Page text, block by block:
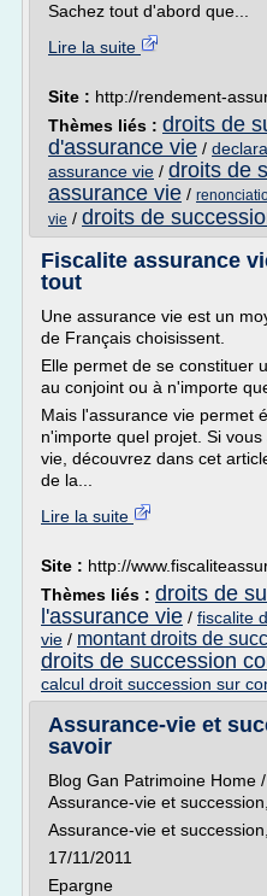
Sachez tout d'abord que...
Lire la suite
Site : http://rendement-
Thèmes liés : droits de
d'assurance vie /
assurance vie / droits de
assurance vie /
vie / droits de
Fiscalite assurance
tout
Une assurance vie est un
de Français choisissent.
Elle permet de se constituer
au conjoint ou à n'importe
Mais l'assurance vie permet
n'importe quel projet. Si
vie, découvrez dans cet
de la...
Lire la suite
Site : http://
Thèmes liés : droits de
l'assurance vie / fiscalite
vie / montant droits de
droits de succession
calcul droit succession sur
Assurance-vie et
savoir
Blog Gan Patrimoine Home
Assurance-vie et
Assurance-vie et
17/11/2011
Epargne